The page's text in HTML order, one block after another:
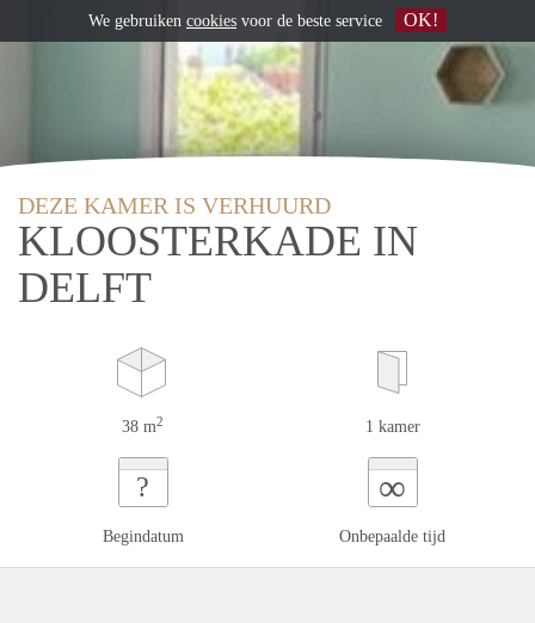
DEZE KAMER IS VERHUURD
KLOOSTERKADE IN
DELFT
38 m2 1 kamer
?
Begindatum
∞
Onbepaalde tijd
We gebruiken cookies voor de beste service OK!